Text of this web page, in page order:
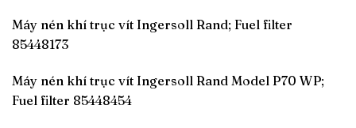
Máy nén khí trục vít Ingersoll Rand; Fuel filter
85448173
Máy nén khí trục vít Ingersoll Rand Model P70 WP;
Fuel filter 85448454